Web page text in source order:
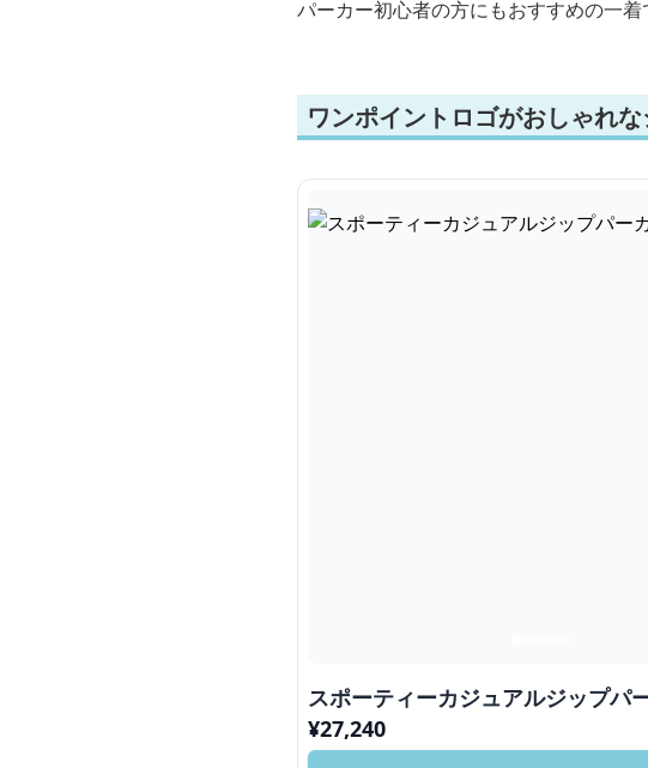
パーカー初心者の方にもおすすめの一着
ワンポイントロゴがおしゃれ
スポーティーカジュアルジップパ
¥27,240